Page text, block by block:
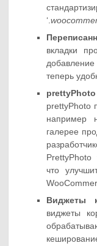
‘.
вкладки
теперь
prettyPhoto
например
галерее
PrettyPhoto
что
Виджеты
виджеты